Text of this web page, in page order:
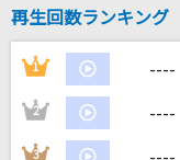
倖田來未
再生回数ランキング
1 ----
2 ----
3